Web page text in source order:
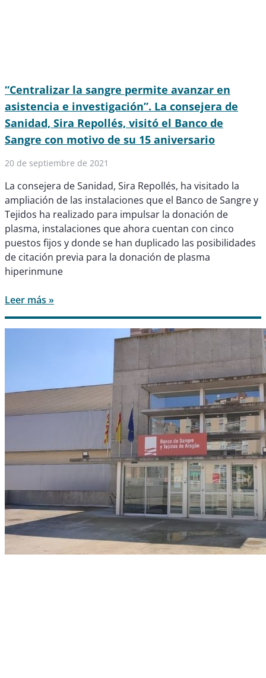
“Centralizar la sangre permite avanzar en
asistencia e investigación”. La consejera de
Sanidad, Sira Repollés, visitó el Banco de
Sangre con motivo de su 15 aniversario
20 de septiembre de 2021
La consejera de Sanidad, Sira Repollés, ha visitado la
ampliación de las instalaciones que el Banco de Sangre y
Tejidos ha realizado para impulsar la donación de
plasma, instalaciones que ahora cuentan con cinco
puestos fijos y donde se han duplicado las posibilidades
de citación previa para la donación de plasma
hiperinmune
Leer más »